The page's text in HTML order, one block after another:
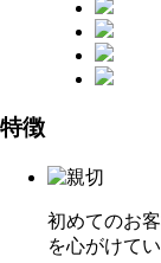
特徴
初めてのお
を心がけてい